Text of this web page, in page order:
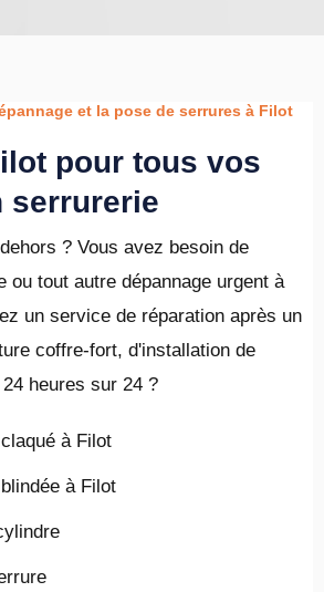
et la pose de serrures à Filot
pour tous vos
serrurerie
? Vous avez besoin de
ou tout autre dépannage urgent à
un service de réparation après un
coffre-fort, d'installation de
heures sur 24 ?
à Filot
à Filot